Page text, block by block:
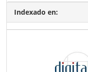
Indexado en: